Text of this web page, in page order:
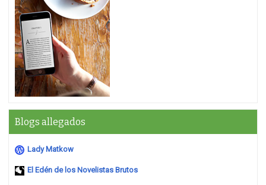
Blogs allegados
Lady Matkow
El Edén de los Novelistas Brutos